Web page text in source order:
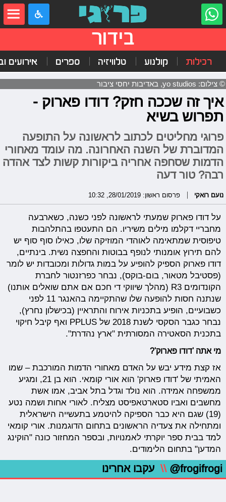
בידור
רכילות קולנוע טלוויזיה ספרים אירועים
© צילום: yo studios, באדיבות יחסי ציבור
איך זה שככה חזק? דודו פארוק -
תפרוש בשיא
פרוגי מחליטים לכתוב לראשונה על התופעה
המדוברת של השנה האחרונה. מה עומד מאחורי
הדמות שסחפה אחריה ביקורות קשות לצד אהדה
רבה? טור דעה
נועם רואקי פרסום ראשון: 28/01/2019, 10:32
על דודו פארוק שמעתי לראשונה לפני כשנה, כשארבעה
מחבריי דקלמו מילים משיריו. הם התעטפו בהתלהבות
טיפוסית שמתאימה לאוהדי המוזיקה שלו, כאילו סוף סוף יש
להם תירוץ אומנותי לנופף בבוטות והחפצה נשית. בינתיים,
דודו פארוק הספיק להופיע על במות גדולות ומכובדות יש לומר
(פסטיבל מטאור, בום-בוקס), נבחר כפרזנטור לחברת
הקונדומים R3 (מהלך שיווקי די חכם אם אתם שואלים אותנו)
שנתנה חסות להופעה שלו שהתקיימה בהאנגר 11 לפני
כשבועיים, הופיע בתכניות אירוח והתראיין (בכישלון נחרץ),
נבחר כגבר הסקסי לשנת 2018 של PPLUS ואף קיבל חיקוי
בתכנית הסאטירה המסורתית "ארץ נהדרת".
מי אתה 'דודו פארוק'?
אז קצת מידע יבש על האדם מאחורי הדמות המורכבת – שמו
האמיתי של 'דודו פארוק' הוא אורי קומאי. הוא בן 21, ומגיע
ממשפחה אמידה. הוא נולד וגדל בתל אביב, אמו אשת
מחשבים ואביו סטארטאפיסט מצליח. לאורי אחות ושמה נטע
(19) שגם היא כבר הספיקה להיטמע בתעשייה הישראלית
ומתחילה את צעדיה הראשונים בתחום הדוגמנות. אורי קומאי
למד בבית ספר יוקרתי לאמנויות, ובספר המחזור כונה "הוקינג
המדען" בתחום הלימודים.
@frogifrogi
\\ עקבו אחרינו